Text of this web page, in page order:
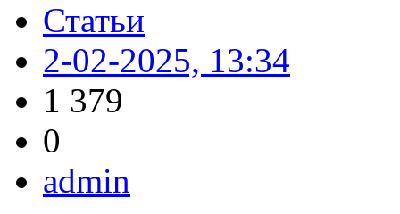
Статьи
2-02-2025, 13:34
1 379
0
admin